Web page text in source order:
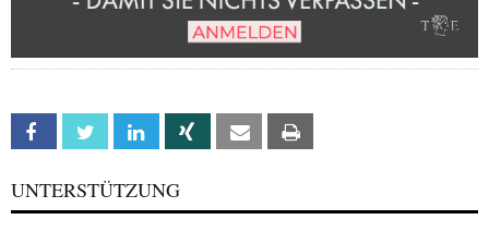
Facebook Twitter Linkedin Xing Email
UNTERSTÜTZUNG